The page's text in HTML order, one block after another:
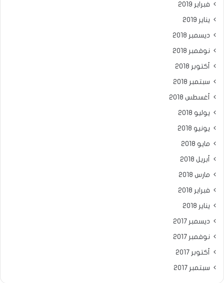
فبراير 2019
يناير 2019
ديسمبر 2018
نوفمبر 2018
أكتوبر 2018
سبتمبر 2018
أغسطس 2018
يوليو 2018
يونيو 2018
مايو 2018
أبريل 2018
مارس 2018
فبراير 2018
يناير 2018
ديسمبر 2017
نوفمبر 2017
أكتوبر 2017
سبتمبر 2017